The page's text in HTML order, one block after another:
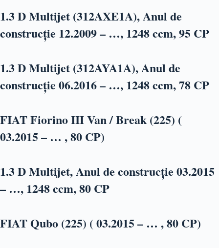
1.3 D Multijet (312AXE1A), Anul de
construcție 12.2009 – …, 1248 ccm, 95 CP
1.3 D Multijet (312AYA1A), Anul de
construcție 06.2016 – …, 1248 ccm, 78 CP
FIAT Fiorino III Van / Break (225) (
03.2015 – … , 80 CP)
1.3 D Multijet, Anul de construcție 03.2015
– …, 1248 ccm, 80 CP
FIAT Qubo (225) ( 03.2015 – … , 80 CP)